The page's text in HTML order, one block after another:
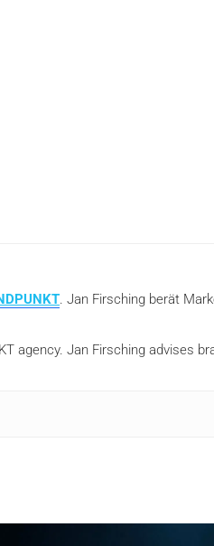
. Jan Firsching berät
agency. Jan Firsching advises